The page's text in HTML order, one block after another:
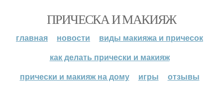
ПРИЧЕСКА И МАКИЯЖ
главная новости
виды макияжа и причесок
как делать прически и макияж
прически и макияж на дому
игры отзывы